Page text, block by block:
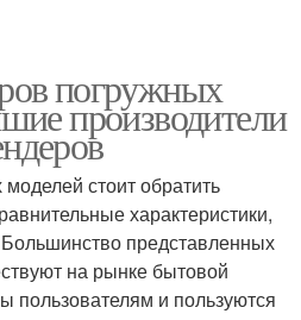
погружных
производители
стоит обратить
характеристики,
представленных
на рынке бытовой
пользователям и пользуются